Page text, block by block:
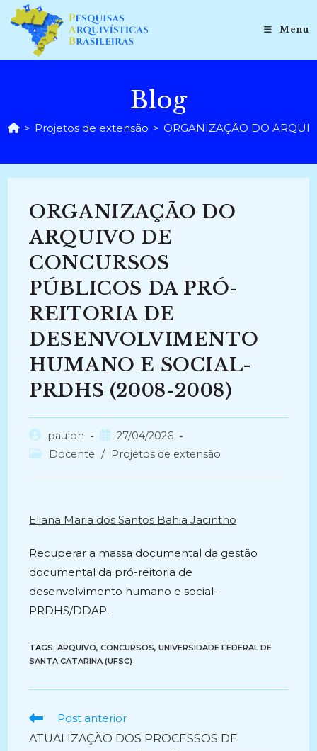
para
conteúdo
Menu
Blog
> Projetos de extensão > ORGANIZAÇÃO DO
ORGANIZAÇÃO DO
ARQUIVO DE
CONCURSOS
PÚBLICOS DA PRÓ-
REITORIA DE
DESENVOLVIMENTO
HUMANO E SOCIAL-
PRDHS (2008-2008)
Autor
do
pauloh
Post
publicado:
27/04/2026
Categoria
Docente / Projetos de extensão
Eliana Maria dos Santos Bahia Jacintho
Recuperar a massa documental da gestão
documental da pró-reitoria de
desenvolvimento humano e social-
PRDHS/DDAP.
TAGS:ARQUIVO, CONCURSOS, UNIVERSIDADE FEDERAL DE
SANTA CATARINA (UFSC)
Ler
artigos
Post anterior
ATUALIZAÇÃO DOS PROCESSOS DE